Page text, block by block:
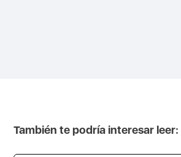
También te podría interesar leer: